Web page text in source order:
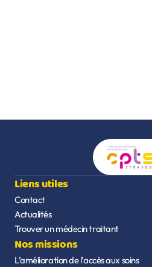
Nos missions
L’amélioration de l’accès aux soins
Liens utiles
Contact
Actualités
Trouver un médecin traitant